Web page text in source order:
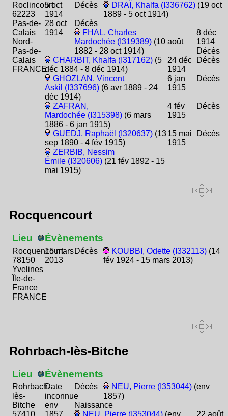
Roclincourt
62223
Pas-de-
Calais
Nord-
Pas-de-
Calais
FRANCE
5 oct
1914
Décès DRAÏ, Khalfa (I336762) (19 oct
1889 - 5 oct 1914)
28 oct
1914
Décès
FHAL, Charles
Mardochée (I319389)(10 août
1882 - 28 oct 1914)
8 déc
1914
Décès
CHARBIT, Khalfa (I317162) (5
déc 1884 - 8 déc 1914)
24 déc
1914
Décès
GHOZLAN, Vincent
Askil (I337696) (6 avr 1889 - 24
déc 1914)
6 jan
1915
Décès
ZAFRAN,
Mardochée (I315398) (6 mars
1886 - 6 jan 1915)
4 fév
1915
Décès
GUEDJ, Raphaël (I320637) (13
sep 1890 - 4 fév 1915)
15 mai
1915
Décès
ZERBIB, Nessim
Émile (I320606) (21 fév 1892 - 15
mai 1915)
Rocquencourt
Lieu
Rocquencourt
78150
Yvelines
Île-de-
France
FRANCE
Évènements
15 mars
2013
Décès KOUBBI, Odette (I332113) (14
fév 1924 - 15 mars 2013)
Rohrbach-lès-Bitche
Lieu
Rohrbach-
lès-
Bitche
57410
Évènements
Date
inconnue
Décès NEU, Pierre (I353044) (env
1857)
env
1857
Naissance
NEU, Pierre (I353044)(env 22 août